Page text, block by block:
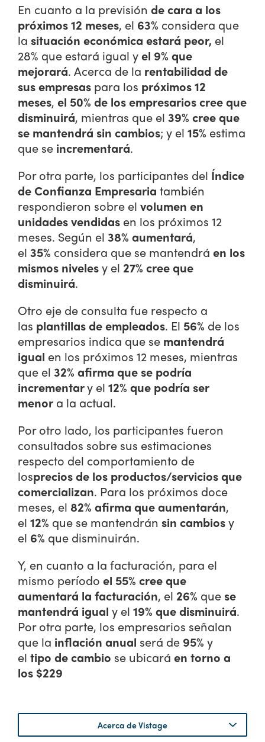
En cuanto a la previsión de cara a los
próximos 12 meses, el 63% considera que
la situación económica estará peor, el
28% que estará igual yel 9% que
mejorará. Acerca de la rentabilidad de
sus empresas para los próximos 12
meses, el 50% de los empresarios cree que
disminuirá, mientras que el 39% cree que
se mantendrá sin cambios; y el 15% estima
que se incrementará.
Por otra parte, los participantes del Índice
de Confianza Empresaria también
respondieron sobre el volumen en
unidades vendidas en los próximos 12
meses. Según el 38% aumentará,
el 35% considera que se mantendrá en los
mismos nivelesy el 27% cree que
disminuirá.
Otro eje de consulta fue respecto a
las plantillas de empleados. El 56% de los
empresarios indica que se mantendrá
igual en los próximos 12 meses, mientras
que el 32% afirma que se podría
incrementary el 12% que podría ser
menor a la actual.
Por otro lado, los participantes fueron
consultados sobre sus estimaciones
respecto del comportamiento de
losprecios de los productos/servicios que
comercializan. Para los próximos doce
meses, el 82% afirma que aumentarán,
el 12% que se mantendrán sin cambiosy
el 6% que disminuirán.
Y, en cuanto a la facturación, para el
mismo período el 55% cree que
aumentará la facturación, el 26% que se
mantendrá igual y el 19% que disminuirá.
Por otra parte, los empresarios señalan
que la inflación anual será de 95% y
el tipo de cambio se ubicará en torno a
los $229
Acerca de Vistage